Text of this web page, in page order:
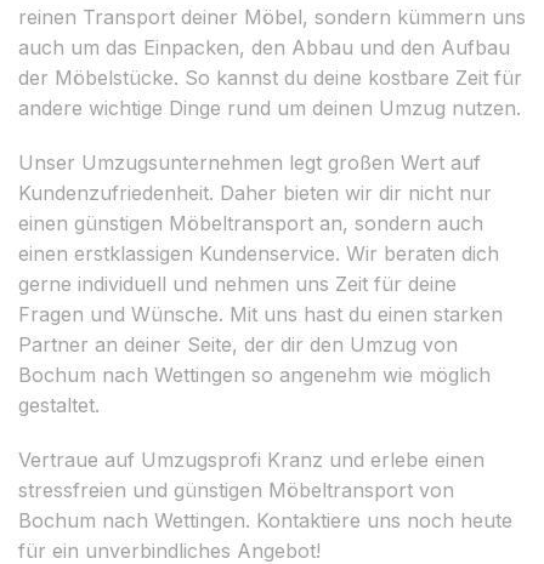
reinen Transport deiner Möbel, sondern kümmern uns
auch um das Einpacken, den Abbau und den Aufbau
der Möbelstücke. So kannst du deine kostbare Zeit für
andere wichtige Dinge rund um deinen Umzug nutzen.
Unser Umzugsunternehmen legt großen Wert auf
Kundenzufriedenheit. Daher bieten wir dir nicht nur
einen günstigen Möbeltransport an, sondern auch
einen erstklassigen Kundenservice. Wir beraten dich
gerne individuell und nehmen uns Zeit für deine
Fragen und Wünsche. Mit uns hast du einen starken
Partner an deiner Seite, der dir den Umzug von
Bochum nach Wettingen so angenehm wie möglich
gestaltet.
Vertraue auf Umzugsprofi Kranz und erlebe einen
stressfreien und günstigen Möbeltransport von
Bochum nach Wettingen. Kontaktiere uns noch heute
für ein unverbindliches Angebot!